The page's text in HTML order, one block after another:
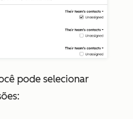
pode selecionar